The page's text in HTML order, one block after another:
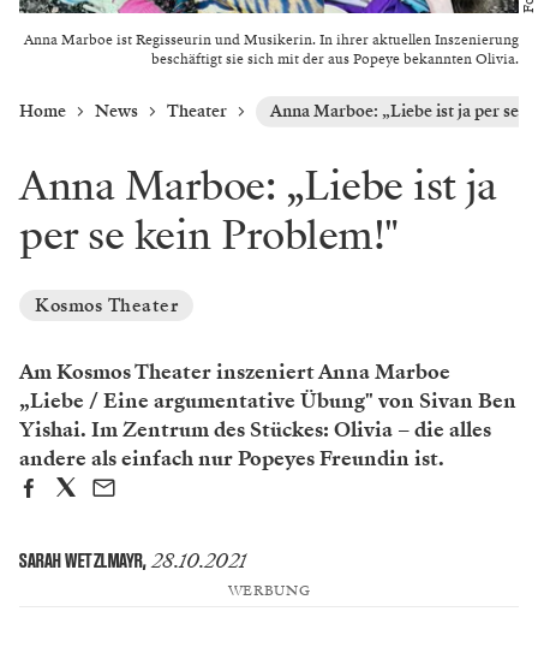
Anna Marboe ist Regisseurin und Musikerin. In ihrer aktuellen Inszenierung
beschäftigt sie sich mit der aus Popeye bekannten Olivia.
Home News Theater Anna Marboe: „Liebe ist ja per se
Anna Marboe: „Liebe ist ja
per se kein Problem!"
Kosmos Theater
Am Kosmos Theater inszeniert Anna Marboe
„Liebe / Eine argumentative Übung" von Sivan Ben
Yishai. Im Zentrum des Stückes: Olivia – die alles
andere als einfach nur Popeyes Freundin ist.
SARAH WETZLMAYR, 28.10.2021
WERBUNG